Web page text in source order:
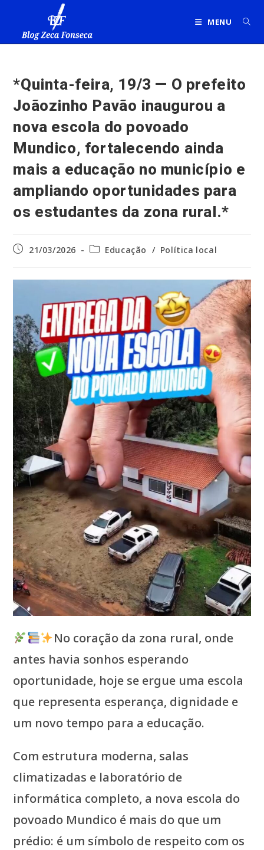
MENU
*Quinta-feira, 19/3 — O prefeito
Joãozinho Pavão inaugurou a
nova escola do povoado
Mundico, fortalecendo ainda
mais a educação no município e
ampliando oportunidades para
os estudantes da zona rural.*
Post21/03/2026
Categoria
Educação / Política local
No coração da zona rural, onde
antes havia sonhos esperando
oportunidade, hoje se ergue uma escola
que representa esperança, dignidade e
um novo tempo para a educação.
Com estrutura moderna, salas
climatizadas e laboratório de
informática completo, a nova escola do
povoado Mundico é mais do que um
prédio: é um símbolo de respeito com os